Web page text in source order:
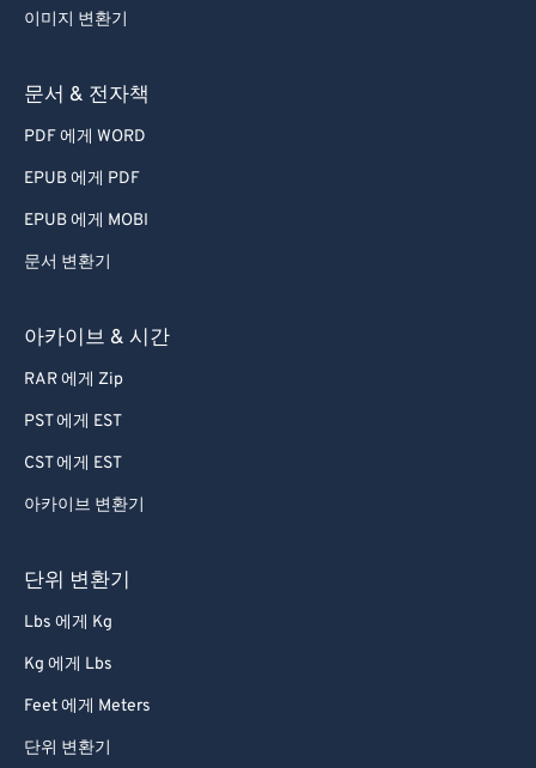
이미지 변환기
문서 & 전자책
PDF 에게 WORD
EPUB 에게 PDF
EPUB 에게 MOBI
문서 변환기
아카이브 & 시간
RAR 에게 Zip
PST 에게 EST
CST 에게 EST
아카이브 변환기
단위 변환기
Lbs 에게 Kg
Kg 에게 Lbs
Feet 에게 Meters
단위 변환기